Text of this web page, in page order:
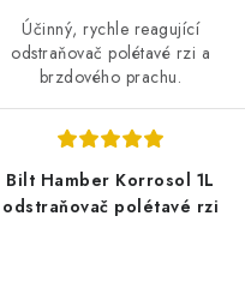
Účinný, rychle reagující
odstraňovač polétavé rzi a
brzdového prachu.
Bilt Hamber Korrosol 1L
odstraňovač polétavé rzi